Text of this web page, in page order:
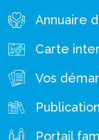
Annuaire
Carte
Vos
Portail